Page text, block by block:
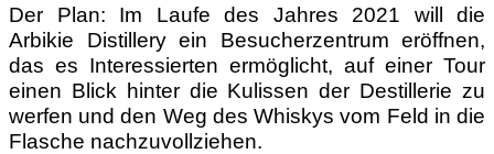
Der Plan: Im Laufe des Jahres 2021 will die
Arbikie Distillery ein Besucherzentrum eröffnen,
das es Interessierten ermöglicht, auf einer Tour
einen Blick hinter die Kulissen der Destillerie zu
werfen und den Weg des Whiskys vom Feld in die
Flasche nachzuvollziehen.